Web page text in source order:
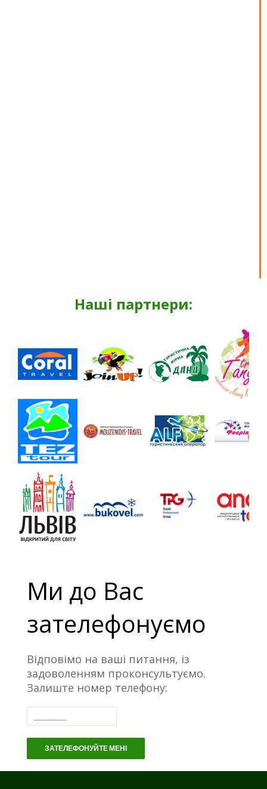
Наші партнери:
Ми до Вас
зателефонуємо
Відповімо на ваші питання, із
задоволенням проконсультуємо.
Залиште номер телефону:
ЗАТЕЛЕФОНУЙТЕ МЕНІ